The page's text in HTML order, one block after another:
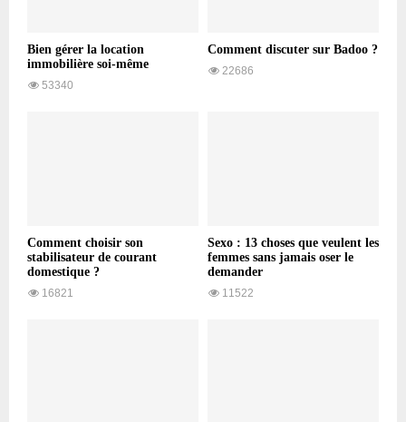
Bien gérer la location
immobilière soi-même
53340
Comment discuter sur Badoo ?
22686
Comment choisir son
stabilisateur de courant
domestique ?
16821
Sexo : 13 choses que veulent les
femmes sans jamais oser le
demander
11522